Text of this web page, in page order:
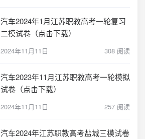
汽车2024年1月江苏职教高考一轮复习
二模试卷（点击下载）
2024年11月11日 308 阅读
汽车2023年11月江苏职教高考一轮模拟
试卷（点击下载）
2024年11月11日 257 阅读
汽车2024年江苏职教高考盐城三模试卷